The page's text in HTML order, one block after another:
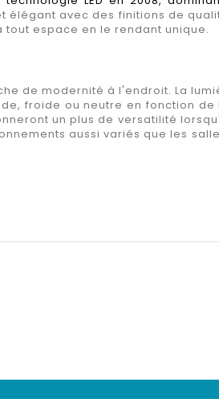
élégant avec des finitions de
espace en le rendant unique.
de modernité à l'endroit. La
froide ou neutre en fonction
un plus de versatilité
aussi variés que les